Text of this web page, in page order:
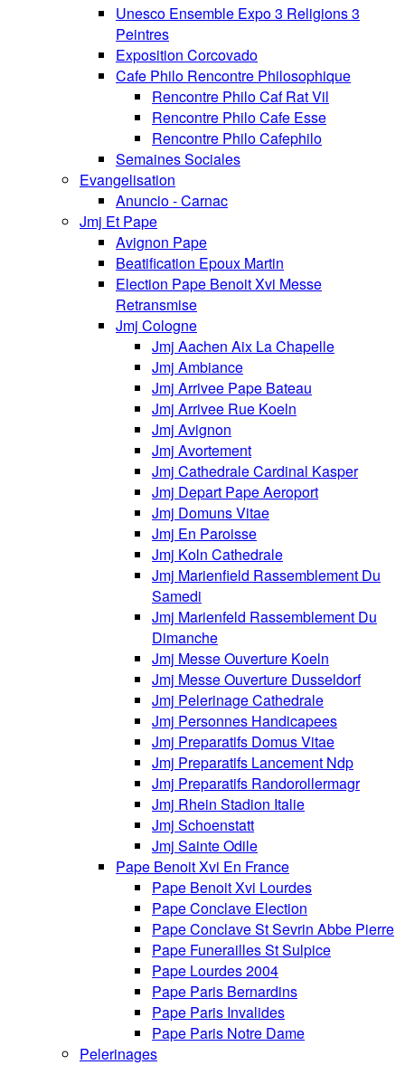
Unesco Ensemble Expo 3 Religions 3
Peintres
Exposition Corcovado
Cafe Philo Rencontre Philosophique
Rencontre Philo Caf Rat Vil
Rencontre Philo Cafe Esse
Rencontre Philo Cafephilo
Semaines Sociales
Evangelisation
Anuncio - Carnac
Jmj Et Pape
Avignon Pape
Beatification Epoux Martin
Election Pape Benoit Xvi Messe
Retransmise
Jmj Cologne
Jmj Aachen Aix La Chapelle
Jmj Ambiance
Jmj Arrivee Pape Bateau
Jmj Arrivee Rue Koeln
Jmj Avignon
Jmj Avortement
Jmj Cathedrale Cardinal Kasper
Jmj Depart Pape Aeroport
Jmj Domuns Vitae
Jmj En Paroisse
Jmj Koln Cathedrale
Jmj Marienfield Rassemblement Du
Samedi
Jmj Marienfeld Rassemblement Du
Dimanche
Jmj Messe Ouverture Koeln
Jmj Messe Ouverture Dusseldorf
Jmj Pelerinage Cathedrale
Jmj Personnes Handicapees
Jmj Preparatifs Domus Vitae
Jmj Preparatifs Lancement Ndp
Jmj Preparatifs Randorollermagr
Jmj Rhein Stadion Italie
Jmj Schoenstatt
Jmj Sainte Odile
Pape Benoit Xvi En France
Pape Benoit Xvi Lourdes
Pape Conclave Election
Pape Conclave St Sevrin Abbe Pierre
Pape Funerailles St Sulpice
Pape Lourdes 2004
Pape Paris Bernardins
Pape Paris Invalides
Pape Paris Notre Dame
Pelerinages